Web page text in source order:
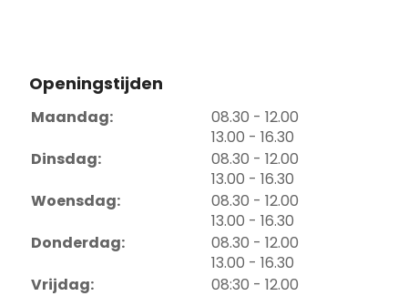
Openingstijden
Maandag: 08.30 tot
- 12.00
13.00 tot
- 16.30
Dinsdag:
08.30 tot
- 12.00
13.00 tot
- 16.30
Woensdag:
08.30 tot
- 12.00
13.00 tot
- 16.30
Donderdag:
08.30 tot
- 12.00
13.00 tot
- 16.30
Vrijdag:
08:30 - 12.00